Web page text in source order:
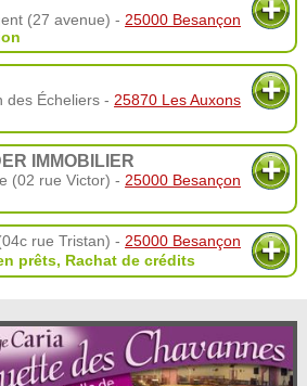
(27 avenue) -25000 Besançon
des Écheliers -25870 Les Auxons
IMMOBILIER
(02 rue Victor) -25000 Besançon
rue Tristan) -25000 Besançon
prêts, Rachat de crédits